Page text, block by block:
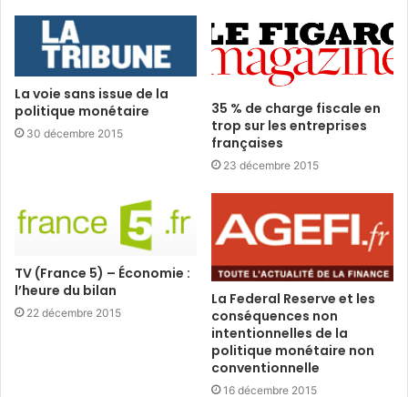
La voie sans issue de la
politique monétaire
30 décembre 2015
35 % de charge fiscale en
trop sur les entreprises
françaises
23 décembre 2015
TV (France 5) – Économie :
l’heure du bilan
22 décembre 2015
La Federal Reserve et les
conséquences non
intentionnelles de la
politique monétaire non
conventionnelle
16 décembre 2015